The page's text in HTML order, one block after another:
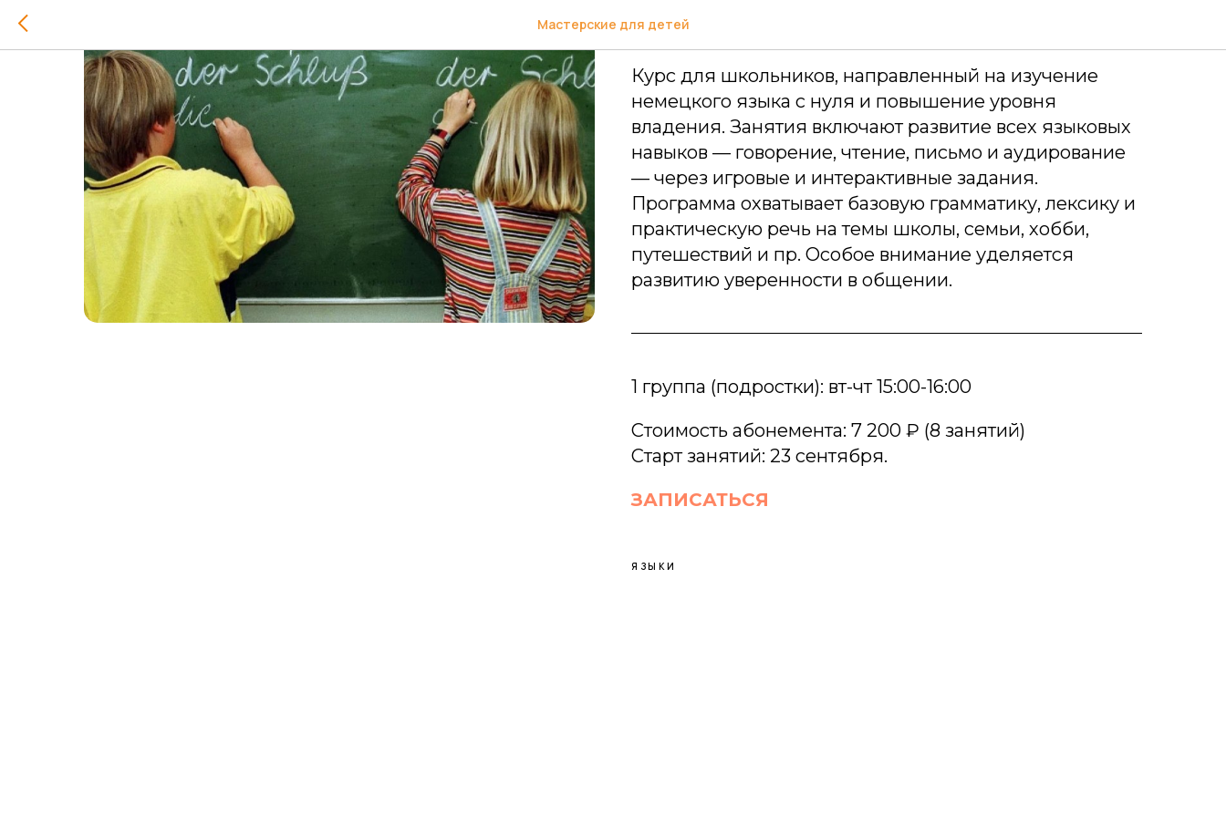
Мастерские для детейНемецкий язык
Курс для школьников, направленный на изучение
немецкого языка с нуля и повышение уровня
владения. Занятия включают развитие всех языковых
навыков — говорение, чтение, письмо и аудирование
— через игровые и интерактивные задания.
Программа охватывает базовую грамматику, лексику и
практическую речь на темы школы, семьи, хобби,
путешествий и пр. Особое внимание уделяется
развитию уверенности в общении.
1 группа (подростки): вт-чт 15:00-16:00
Стоимость абонемента: 7 200 ₽ (8 занятий)
Старт занятий: 23 сентября.
ЗАПИСАТЬСЯ
ЯЗЫКИ